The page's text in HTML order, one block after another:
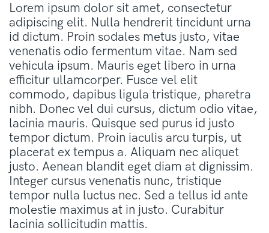
Lorem ipsum dolor sit amet, consectetur
adipiscing elit. Nulla hendrerit tincidunt urna
id dictum. Proin sodales metus justo, vitae
venenatis odio fermentum vitae. Nam sed
vehicula ipsum. Mauris eget libero in urna
efficitur ullamcorper. Fusce vel elit
commodo, dapibus ligula tristique, pharetra
nibh. Donec vel dui cursus, dictum odio vitae,
lacinia mauris. Quisque sed purus id justo
tempor dictum. Proin iaculis arcu turpis, ut
placerat ex tempus a. Aliquam nec aliquet
justo. Aenean blandit eget diam at dignissim.
Integer cursus venenatis nunc, tristique
tempor nulla luctus nec. Sed a tellus id ante
molestie maximus at in justo. Curabitur
lacinia sollicitudin mattis.